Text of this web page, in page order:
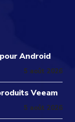
Android
5 août 2026
Veeam
5 août 2026